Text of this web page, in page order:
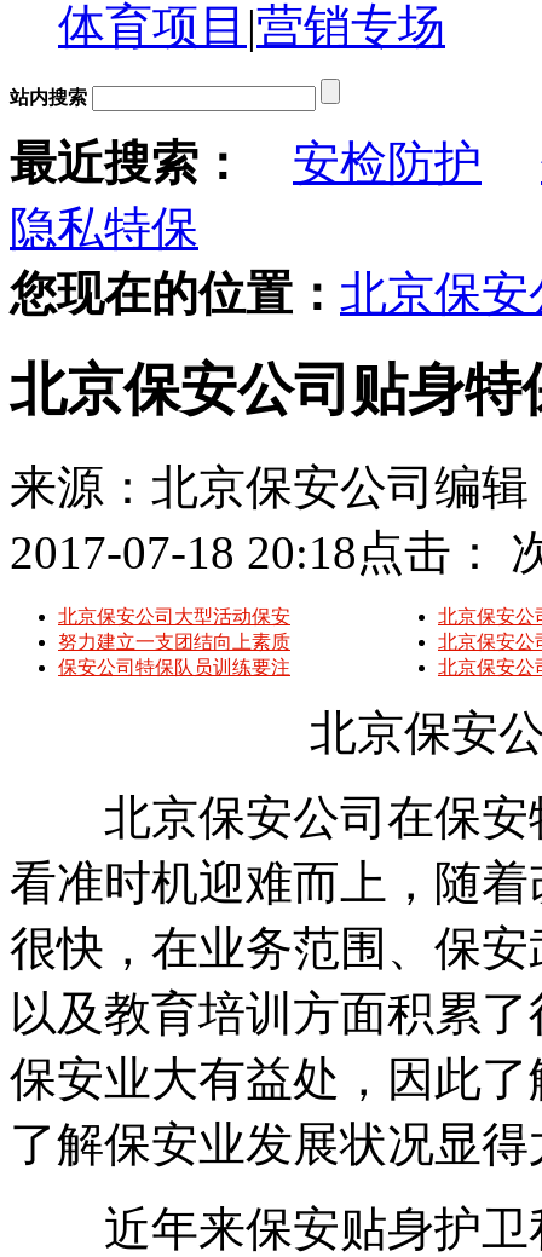
体育项目 |营销专场
站内搜索
最近搜索： 安检防护
隐私特保
您现在的位置： 北京保安
北京保安公司贴身特
来源：北京保安公司 编辑
2017-07-18 20:18点击：
北京保安公司大型活动保安
北京保安公
努力建立一支团结向上素质
北京保安公
保安公司特保队员训练要注
北京保安公
北京保安公
北京保安公司在保安
看准时机迎难而上，随
很快，在业务范围、保
以及教育培训方面积累
保安业大有益处，因此
了解保安业发展状况显
近年来保安贴身护卫